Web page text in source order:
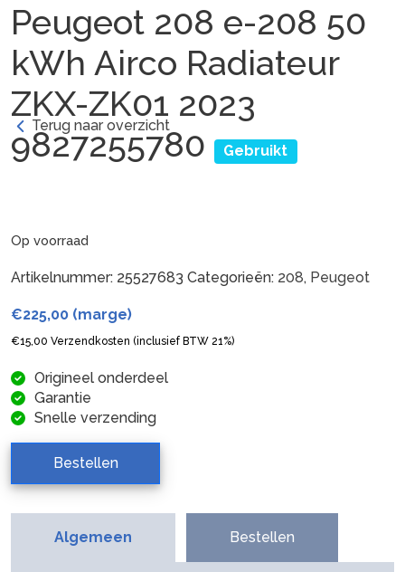
Peugeot 208 e-208 50
kWh Airco Radiateur
ZKX-ZK01 2023
9827255780
Gebruikt
Terug naar overzicht
Op voorraad
Artikelnummer: 25527683 Categorieën: 208, Peugeot
€225,00 (marge)
€15,00 Verzendkosten (inclusief BTW 21%)
Origineel onderdeel
Garantie
Snelle verzending
Bestellen
Algemeen Bestellen